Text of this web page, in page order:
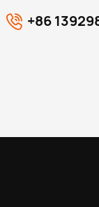
+86